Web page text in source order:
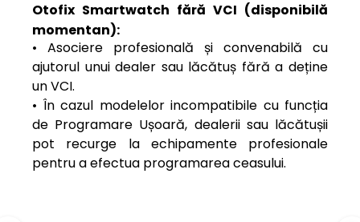
Otofix Smartwatch fără VCI (disponibilă
momentan):
• Asociere profesională și convenabilă cu
ajutorul unui dealer sau lăcătuș fără a deține
un VCI.
• În cazul modelelor incompatibile cu funcția
de Programare Ușoară, dealerii sau lăcătușii
pot recurge la echipamente profesionale
pentru a efectua programarea ceasului.